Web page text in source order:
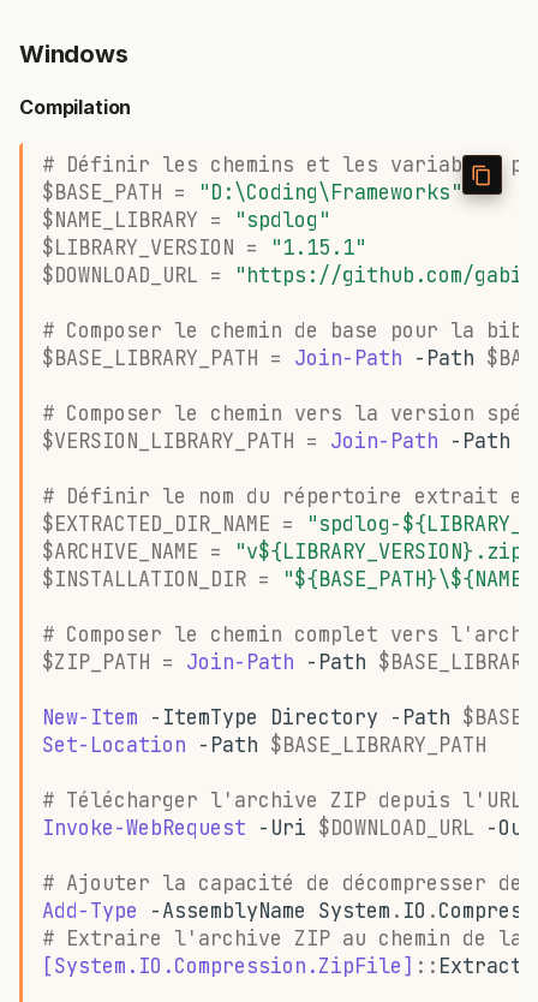
Windows
Compilation
# Définir les chemins et les variables
$BASE_PATH =
"D:\Coding\Frameworks"
$NAME_LIBRARY =
"spdlog"
$LIBRARY_VERSION =
"1.15.1"
$DOWNLOAD_URL = "https://github.com/
# Composer le chemin de base pour la
$BASE_LIBRARY_PATH = Join-Path -Path
# Composer le chemin vers la version
$VERSION_LIBRARY_PATH = Join-Path -Path
# Définir le nom du répertoire extrait
$EXTRACTED_DIR_NAME =
"spdlog-
$ARCHIVE_NAME =
"v${LIBRARY_VERSION}.zip"
$INSTALLATION_DIR =
# Composer le chemin complet vers
$ZIP_PATH = Join-Path -Path
New-Item -ItemType Directory -Path
Set-Location -Path $BASE_LIBRARY_PATH
# Télécharger l'archive ZIP depuis l'URL
Invoke-WebRequest -Uri $DOWNLOAD_URL -
# Ajouter la capacité de décompresser
Add-Type
-AssemblyName System . IO .
# Extraire l'archive ZIP au chemin de la
[System.IO.Compression.ZipFile] ::